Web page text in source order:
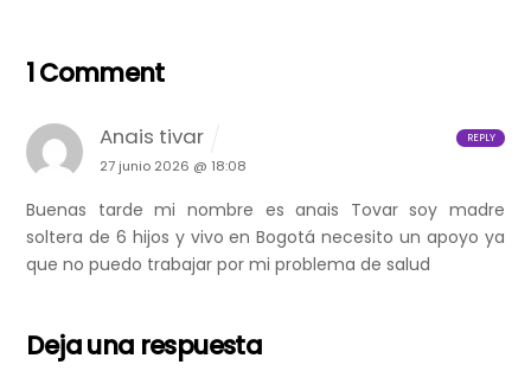
1 Comment
Anais tivar
27 junio 2026 @ 18:08
Buenas tarde mi nombre es anais Tovar soy madre
soltera de 6 hijos y vivo en Bogotá necesito un apoyo ya
que no puedo trabajar por mi problema de salud
REPLY
Deja una respuesta